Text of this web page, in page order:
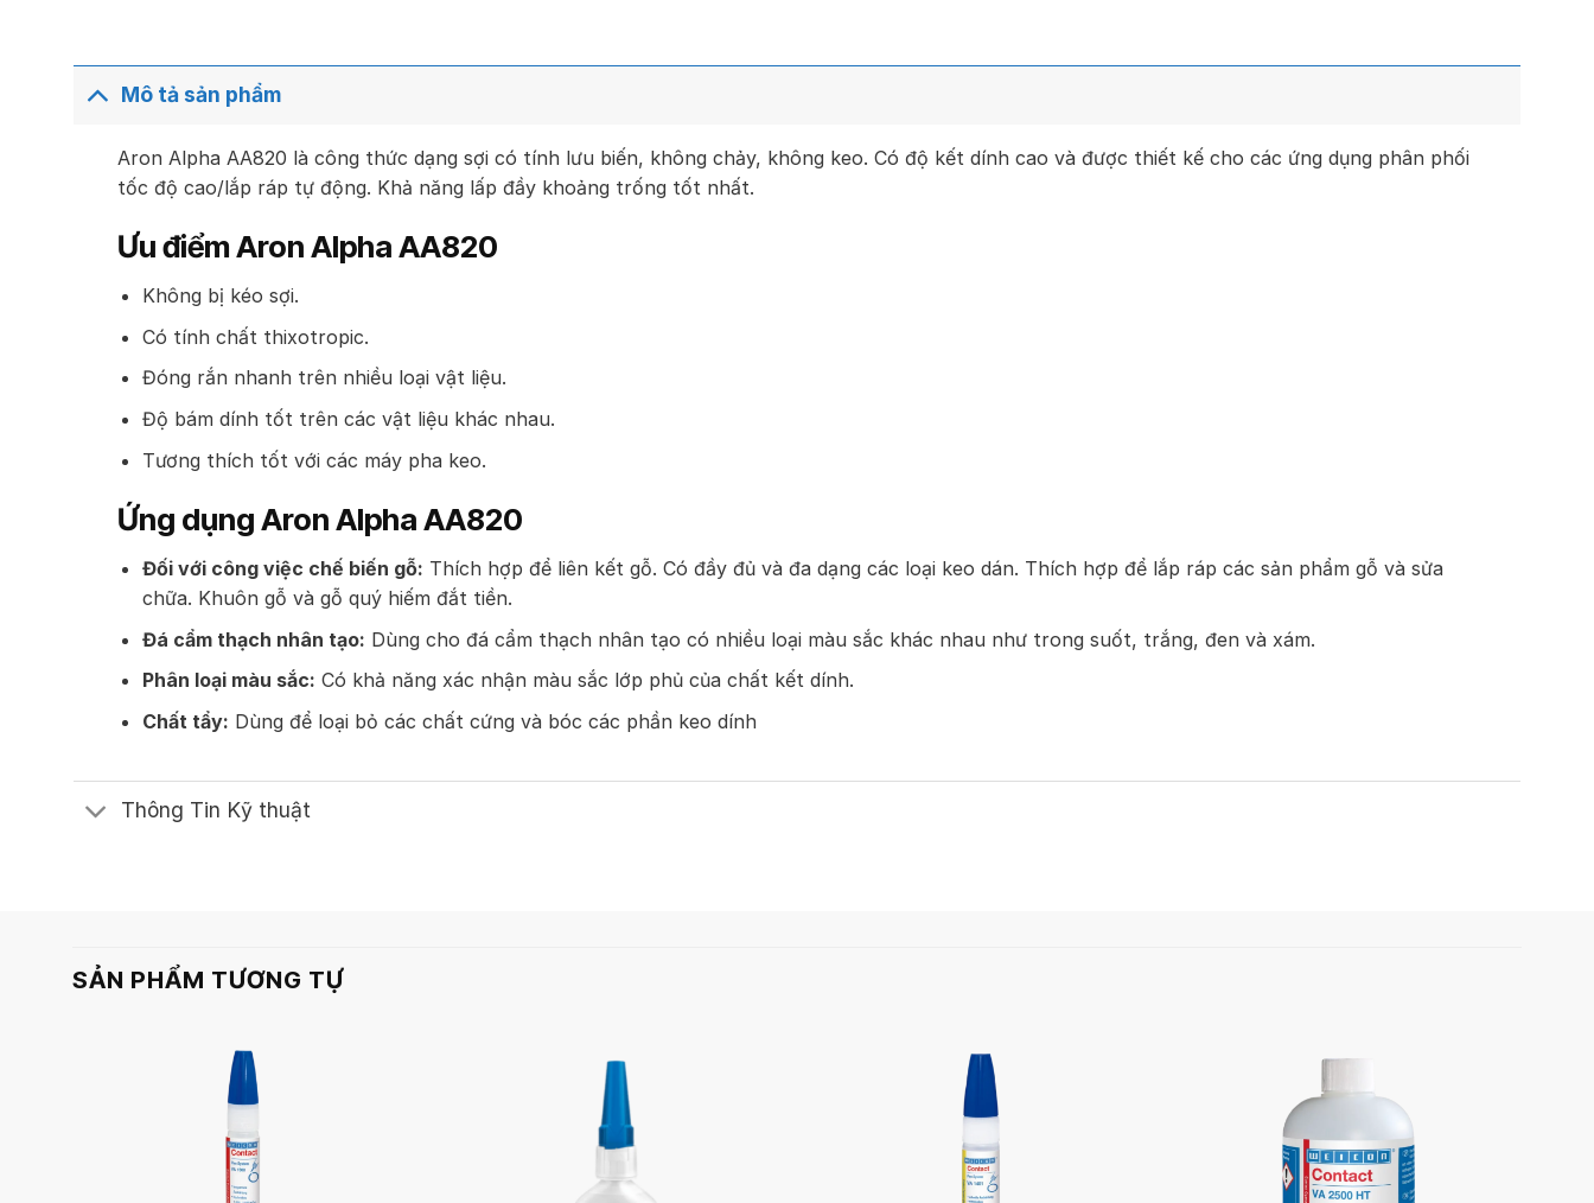
Mô tả sản phẩm
Aron Alpha AA820 là công thức dạng sợi có tính lưu biến, không chảy, không keo. Có độ kết dính cao và được thiết kế cho các ứng dụng phân phối
tốc độ cao/lắp ráp tự động. Khả năng lấp đầy khoảng trống tốt nhất.
Ưu điểm Aron Alpha AA820
Không bị kéo sợi.
Có tính chất thixotropic.
Đóng rắn nhanh trên nhiều loại vật liệu.
Độ bám dính tốt trên các vật liệu khác nhau.
Tương thích tốt với các máy pha keo.
Ứng dụng Aron Alpha AA820
Đối với công việc chế biến gỗ: Thích hợp để liên kết gỗ. Có đầy đủ và đa dạng các loại keo dán. Thích hợp để lắp ráp các sản phẩm gỗ và sửa
chữa. Khuôn gỗ và gỗ quý hiếm đắt tiền.
Đá cẩm thạch nhân tạo: Dùng cho đá cẩm thạch nhân tạo có nhiều loại màu sắc khác nhau như trong suốt, trắng, đen và xám.
Phân loại màu sắc: Có khả năng xác nhận màu sắc lớp phủ của chất kết dính.
Chất tẩy: Dùng để loại bỏ các chất cứng và bóc các phần keo dính
Thông Tin Kỹ thuật
SẢN PHẨM TƯƠNG TỰ